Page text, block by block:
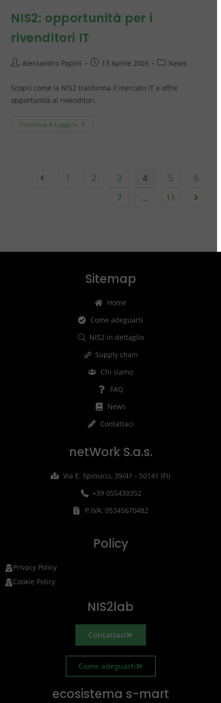
NIS2: opportunità per i
rivenditori IT
Alessandro Papini 13 Aprile 2026 News
Scopri come la NIS2 trasforma il mercato IT e offre
opportunità ai rivenditori.
Continua A Leggere
1 2 3 4 5
6
7
… 11
Sitemap
Home
Come adeguarti
NIS2 in dettaglio
Supply chain
Chi siamo
FAQ
News
Contattaci
netWork S.a.s.
Via E. Spinucci, 39/41 - 50141 (FI)
+39 055430352
P.IVA: 05345670482
Policy
Privacy Policy
Cookie Policy
NIS2lab
Contattaci
Come adeguarti
ecosistema s-mart